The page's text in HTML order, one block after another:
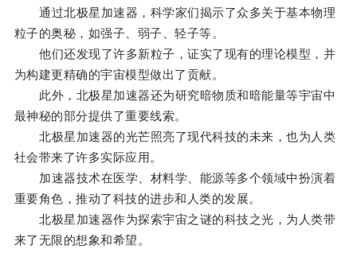
通过北极星加速器，科学家们揭示了众多关于基本物理
粒子的奥秘，如强子、弱子、轻子等。
他们还发现了许多新粒子，证实了现有的理论模型，并
为构建更精确的宇宙模型做出了贡献。
此外，北极星加速器还为研究暗物质和暗能量等宇宙中
最神秘的部分提供了重要线索。
北极星加速器的光芒照亮了现代科技的未来，也为人类
社会带来了许多实际应用。
加速器技术在医学、材料学、能源等多个领域中扮演着
重要角色，推动了科技的进步和人类的发展。
北极星加速器作为探索宇宙之谜的科技之光，为人类带
来了无限的想象和希望。